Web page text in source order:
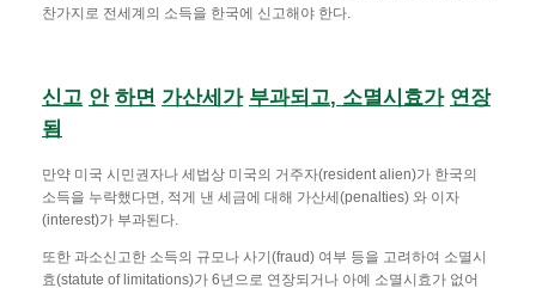
찬가지로 전세계의 소득을 한국에 신고해야 한다.
신고 안 하면 가산세가 부과되고, 소멸시효가 연장
됨
만약 미국 시민권자나 세법상 미국의 거주자(resident alien)가 한국의
소득을 누락했다면, 적게 낸 세금에 대해 가산세(penalties) 와 이자
(interest)가 부과된다.
또한 과소신고한 소득의 규모나 사기(fraud) 여부 등을 고려하여 소멸시
효(statute of limitations)가 6년으로 연장되거나 아예 소멸시효가 없어